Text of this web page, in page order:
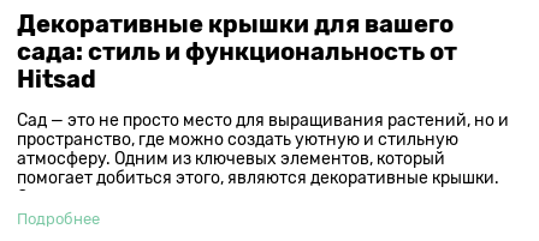
Декоративные крышки для вашего
сада: стиль и функциональность от
Hitsad
Сад — это не просто место для выращивания растений, но и
пространство, где можно создать уютную и стильную
атмосферу. Одним из ключевых элементов, который
помогает добиться этого, являются декоративные крышки.
Они не только защищают различные элементы сада, такие
как колодцы, люки и другие технические узлы, но и придают
Подробнее